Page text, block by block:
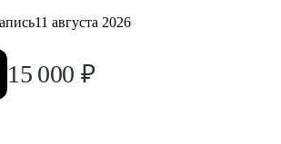
на движение к желаемой цели.
11 августа 2026
15 000 ₽